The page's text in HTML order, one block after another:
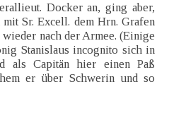
Docker an, ging aber,
Sr. Excell. dem Hrn. Grafen
nach der Armee. (Einige
Stanislaus incognito sich in
als Capitän hier einen Paß
er über Schwerin und so